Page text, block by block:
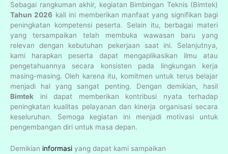
Sebagai rangkuman akhir, kegiatan Bimbingan Teknis (Bimtek)
Tahun 2026 kali ini memberikan manfaat yang signifikan bagi
peningkatan kompetensi peserta. Selain itu, berbagai materi
yang tersampaikan telah membuka wawasan baru yang
relevan dengan kebutuhan pekerjaan saat ini. Selanjutnya,
kami harapkan peserta dapat mengaplikasikan ilmu atau
pengetahuannya secara konsisten pada lingkungan kerja
masing-masing. Oleh karena itu, komitmen untuk terus belajar
menjadi hal yang sangat penting. Dengan demikian, hasil
Bimtek ini dapat memberikan kontribusi nyata terhadap
peningkatan kualitas pelayanan dan kinerja organisasi secara
keseluruhan. Semoga kegiatan ini menjadi motivasi untuk
pengembangan diri untuk masa depan.
Demikian informasi yang dapat kami sampaikan